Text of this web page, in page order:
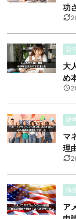
功
語
大
め
語
マ
理
海
ア